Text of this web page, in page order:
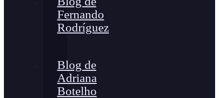
Fernando
Rodríguez
Blog de
Adriana
Botelho